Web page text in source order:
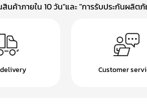
นค้าภายใน 10 วัน"และ "การรับประกันผ
Customer